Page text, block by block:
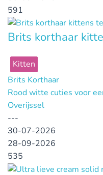
591
Brits korthaar
Kitten
Brits Korthaar
Rood witte cuties voor
Overijssel
---
30-07-2026
28-09-2026
535